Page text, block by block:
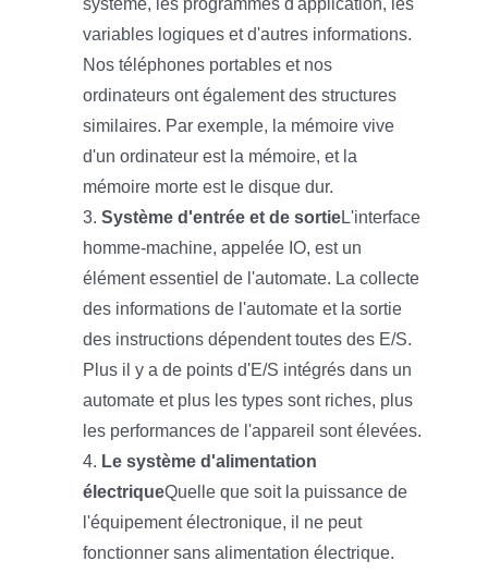
variables logiques et d'autres informations.
Nos téléphones portables et nos
ordinateurs ont également des structures
similaires. Par exemple, la mémoire vive
d'un ordinateur est la mémoire, et la
mémoire morte est le disque dur.
3.Système d'entrée et de sortieL'interface
homme-machine, appelée IO, est un
élément essentiel de l'automate. La collecte
des informations de l'automate et la sortie
des instructions dépendent toutes des E/S.
Plus il y a de points d'E/S intégrés dans un
automate et plus les types sont riches, plus
les performances de l'appareil sont élevées.
4. Le système d'alimentation
électriqueQuelle que soit la puissance de
l'équipement électronique, il ne peut
fonctionner sans alimentation électrique.